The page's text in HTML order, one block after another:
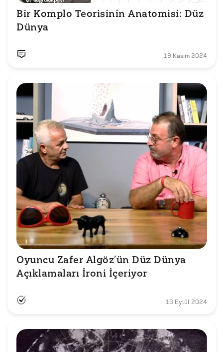
Bir Komplo Teorisinin Anatomisi: Düz
Dünya
19 Kasım 2024
Oyuncu Zafer Algöz’ün Düz Dünya
Açıklamaları İroni İçeriyor
13 Eylül 2024